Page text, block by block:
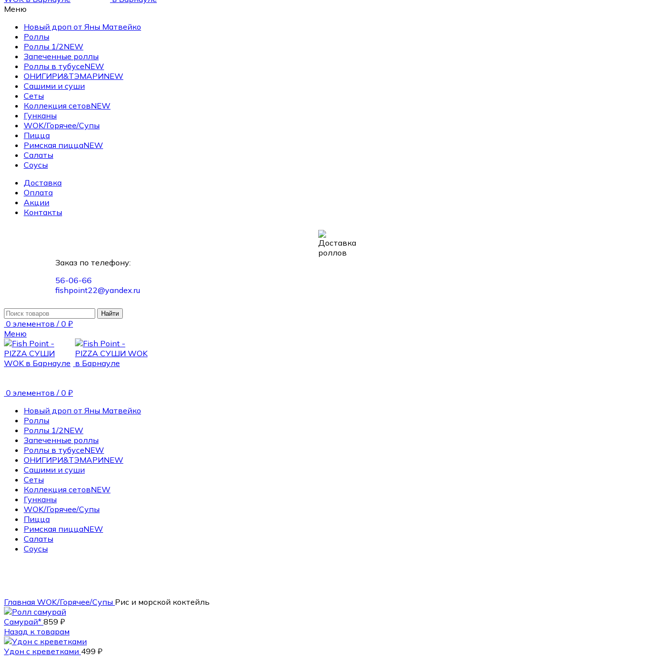
Меню
Новый дроп от Яны Матвейко
Роллы
Роллы 1/2NEW
Запеченные роллы
Роллы в тубусеNEW
ОНИГИРИ&ТЭМАРИNEW
Сашими и суши
Сеты
Коллекция сетовNEW
Гунканы
WOK/Горячее/Супы
Пицца
Римская пиццаNEW
Салаты
Соусы
Доставка
Оплата
Акции
Контакты
Заказ по телефону:
56-06-66
fishpoint22@yandex.ru
Найти
0 элементов / 0 ₽
Меню
0 элементов / 0 ₽
Новый дроп от Яны Матвейко
Роллы
Роллы 1/2NEW
Запеченные роллы
Роллы в тубусеNEW
ОНИГИРИ&ТЭМАРИNEW
Сашими и суши
Сеты
Коллекция сетовNEW
Гунканы
WOK/Горячее/Супы
Пицца
Римская пиццаNEW
Салаты
Соусы
Главная WOK/Горячее/Супы Рис и морской коктейль
Самурай* 859 ₽
Назад к товарам
Удон с креветками 499 ₽